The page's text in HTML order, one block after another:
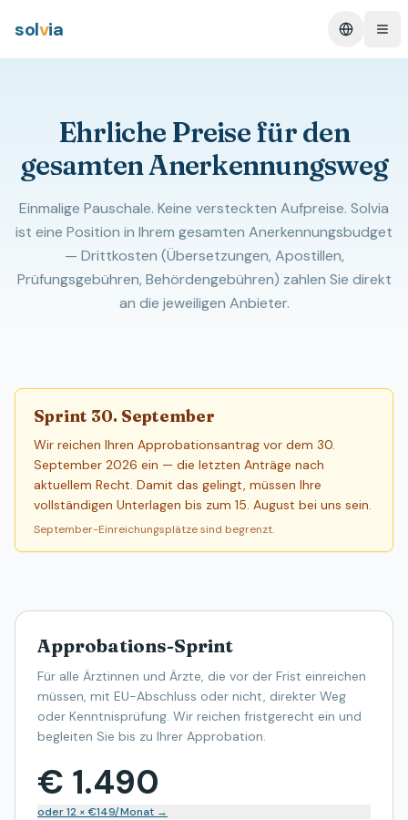
solvia Change
Ehrliche Preise für den
gesamten Anerkennungsweg
Einmalige Pauschale. Keine versteckten Aufpreise. Solvia
ist eine Position in Ihrem gesamten Anerkennungsbudget
— Drittkosten (Übersetzungen, Apostillen,
Prüfungsgebühren, Behördengebühren) zahlen Sie direkt
an die jeweiligen Anbieter.
Sprint 30. September
Wir reichen Ihren Approbationsantrag vor dem 30.
September 2026 ein — die letzten Anträge nach
aktuellem Recht. Damit das gelingt, müssen Ihre
vollständigen Unterlagen bis zum 15. August bei uns sein.
September-Einreichungsplätze sind begrenzt.
Approbations-Sprint
Für alle Ärztinnen und Ärzte, die vor der Frist einreichen
müssen, mit EU-Abschluss oder nicht, direkter Weg
oder Kenntnisprüfung. Wir reichen fristgerecht ein und
begleiten Sie bis zu Ihrer Approbation.
€ 1.490
oder 12 × €149/Monat →